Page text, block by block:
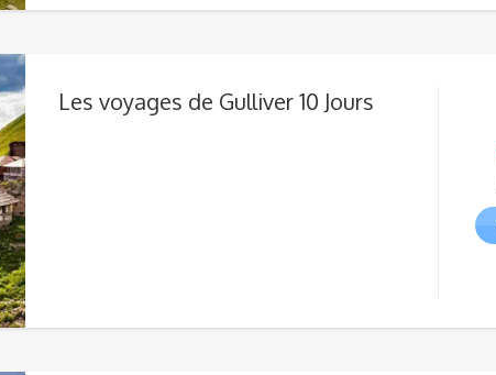
Les voyages de Gulliver 10 Jours